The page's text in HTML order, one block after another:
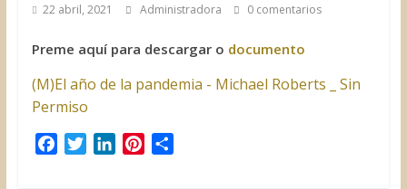
22 abril, 2021 Administradora 0 comentarios
Preme aquí para descargar o documento
(M)El año de la pandemia - Michael Roberts _ Sin
Permiso